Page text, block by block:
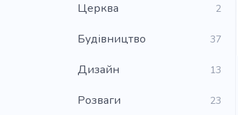
Церква 2
Будівництво 37
Дизайн 13
Розваги 23